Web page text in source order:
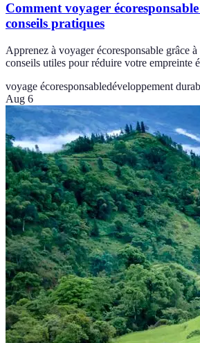
Comment voyager
conseils pratiques
Apprenez à voyager écoresponsable grâce
conseils utiles pour réduire votre empreinte
voyage écoresponsabledéveloppement
Aug 6